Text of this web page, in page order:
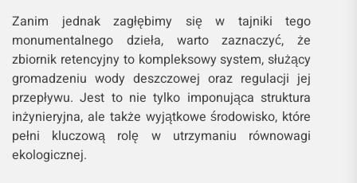
Zanim jednak zagłębimy się w tajniki tego
monumentalnego dzieła, warto zaznaczyć, że
zbiornik retencyjny to kompleksowy system, służący
gromadzeniu wody deszczowej oraz regulacji jej
przepływu. Jest to nie tylko imponująca struktura
inżynieryjna, ale także wyjątkowe środowisko, które
pełni kluczową rolę w utrzymaniu równowagi
ekologicznej.